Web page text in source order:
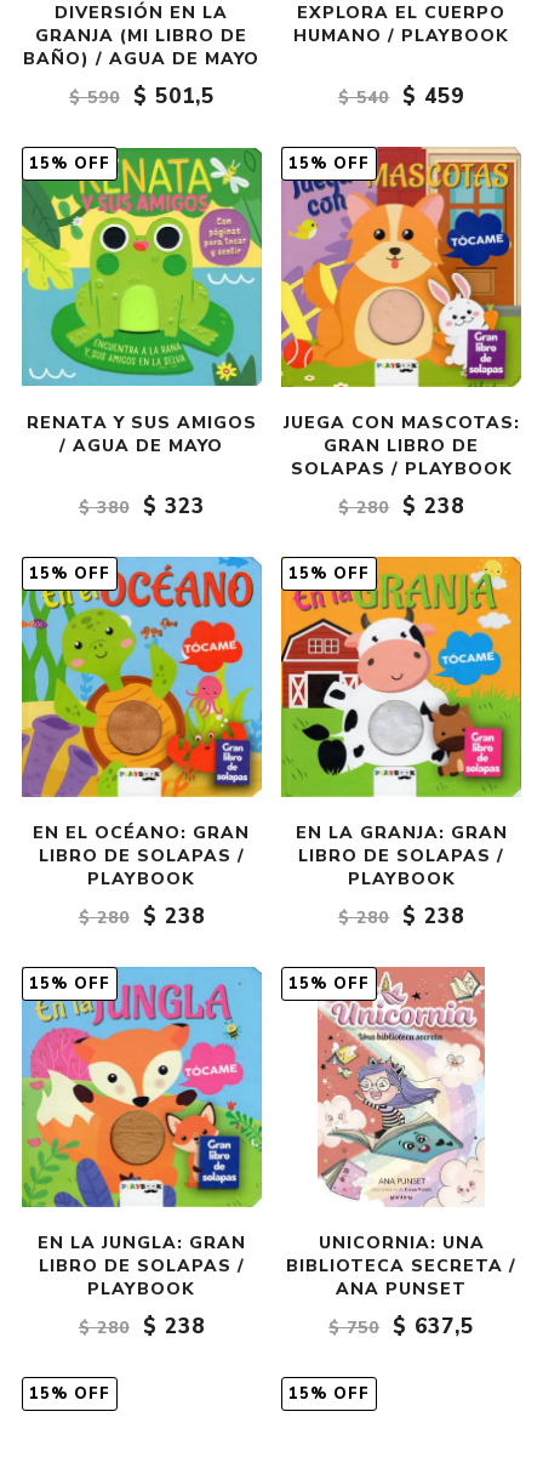
DIVERSIÓN EN LA
GRANJA (MI LIBRO DE
BAÑO) / AGUA DE MAYO
$ 590
$ 501,5
EXPLORA EL CUERPO
HUMANO / PLAYBOOK
$ 540 $ 459
15% OFF
RENATA Y SUS AMIGOS
/ AGUA DE MAYO
$ 380 $ 323
15% OFF
JUEGA CON MASCOTAS:
GRAN LIBRO DE
SOLAPAS / PLAYBOOK
$ 280
$ 238
15% OFF
EN EL OCÉANO: GRAN
LIBRO DE SOLAPAS /
PLAYBOOK
$ 280
$ 238
15% OFF
EN LA GRANJA: GRAN
LIBRO DE SOLAPAS /
PLAYBOOK
$ 280
$ 238
15% OFF
EN LA JUNGLA: GRAN
LIBRO DE SOLAPAS /
PLAYBOOK
$ 280
$ 238
15% OFF
UNICORNIA: UNA
BIBLIOTECA SECRETA /
ANA PUNSET
$ 750
$ 637,5
15% OFF 15% OFF